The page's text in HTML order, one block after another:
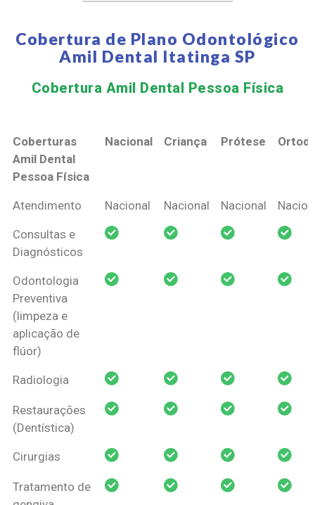
Cobertura de Plano Odontológico
Amil Dental Itatinga SP
Cobertura Amil Dental Pessoa Física​
Coberturas
Amil Dental
Pessoa Física
Nacional Criança Prótese
Coberturas
Pessoa Física
Nacional Criança Prótese
Atendimento Nacional Nacional Nacional
Consultas e
Diagnósticos
Odontologia
Preventiva
(limpeza e
aplicação de
flúor)
Radiologia
Restaurações
(Dentística)
Cirurgias
Tratamento de